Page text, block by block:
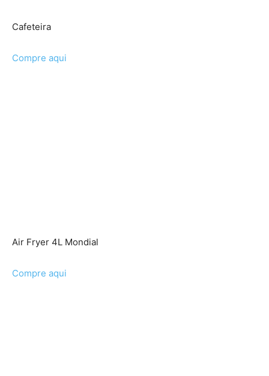
Cafeteira
Compre aqui
Air Fryer 4L Mondial
Compre aqui